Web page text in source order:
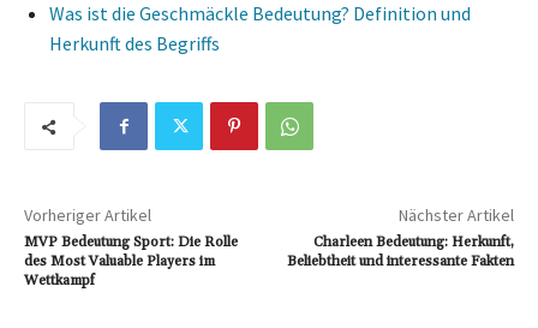
Was ist die Geschmäckle Bedeutung? Definition und
Herkunft des Begriffs
Vorheriger Artikel
MVP Bedeutung Sport: Die Rolle
des Most Valuable Players im
Wettkampf
Nächster Artikel
Charleen Bedeutung: Herkunft,
Beliebtheit und interessante Fakten